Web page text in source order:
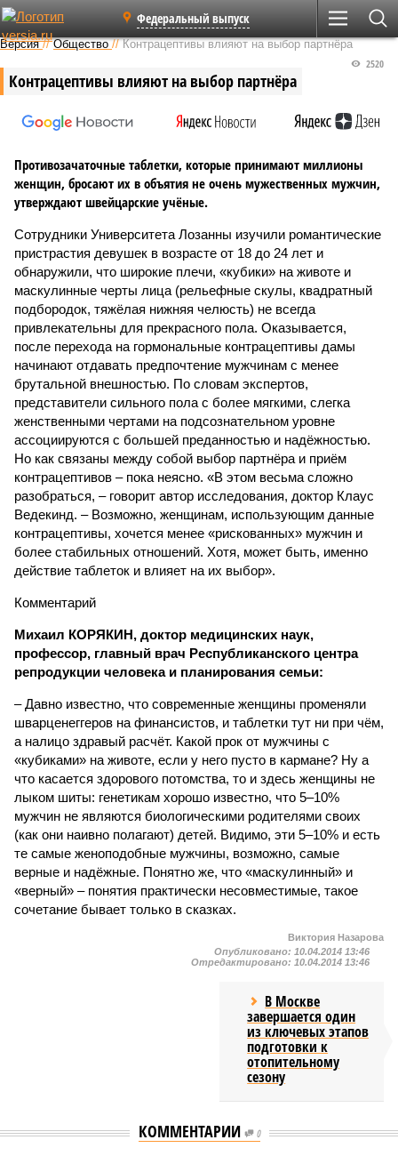
Федеральный выпуск
Версия //Общество //Контрацептивы влияют на выбор партнёра
Контрацептивы влияют на выбор партнёра
2520
Противозачаточные таблетки, которые принимают миллионы
женщин, бросают их в объятия не очень мужественных мужчин,
утверждают швейцарские учёные.
Сотрудники Университета Лозанны изучили романтические
пристрастия девушек в возрасте от 18 до 24 лет и
обнаружили, что широкие плечи, «кубики» на животе и
маскулинные черты лица (рельефные скулы, квадратный
подбородок, тяжёлая нижняя челюсть) не всегда
привлекательны для прекрасного пола. Оказывается,
после перехода на гормональные контрацептивы дамы
начинают отдавать предпочтение мужчинам с менее
брутальной внешностью. По словам экспертов,
представители сильного пола с более мягкими, слегка
женственными чертами на подсознательном уровне
ассоциируются с большей преданностью и надёжностью.
Но как связаны между собой выбор партнёра и приём
контрацептивов – пока неясно. «В этом весьма сложно
разобраться, – говорит автор исследования, доктор Клаус
Ведекинд. – Возможно, женщинам, использующим данные
контрацептивы, хочется менее «рискованных» мужчин и
более стабильных отношений. Хотя, может быть, именно
действие таблеток и влияет на их выбор».
Комментарий
Михаил КОРЯКИН, доктор медицинских наук,
профессор, главный врач Республиканского центра
репродукции человека и планирования семьи:
– Давно известно, что современные женщины променяли
шварценеггеров на финансистов, и таблетки тут ни при чём,
а налицо здравый расчёт. Какой прок от мужчины с
«кубиками» на животе, если у него пусто в кармане? Ну а
что касается здорового потомства, то и здесь женщины не
лыком шиты: генетикам хорошо известно, что 5–10%
мужчин не являются биологическими родителями своих
(как они наивно полагают) детей. Видимо, эти 5–10% и есть
те самые женоподобные мужчины, возможно, самые
верные и надёжные. Понятно же, что «маскулинный» и
«верный» – понятия практически несовместимые, такое
сочетание бывает только в сказках.
Виктория Назарова
Опубликовано: 10.04.2014 13:46
Отредактировано: 10.04.2014 13:46
В Москве
завершается один
из ключевых этапов
подготовки к
отопительному
сезону
КОММЕНТАРИИ 0